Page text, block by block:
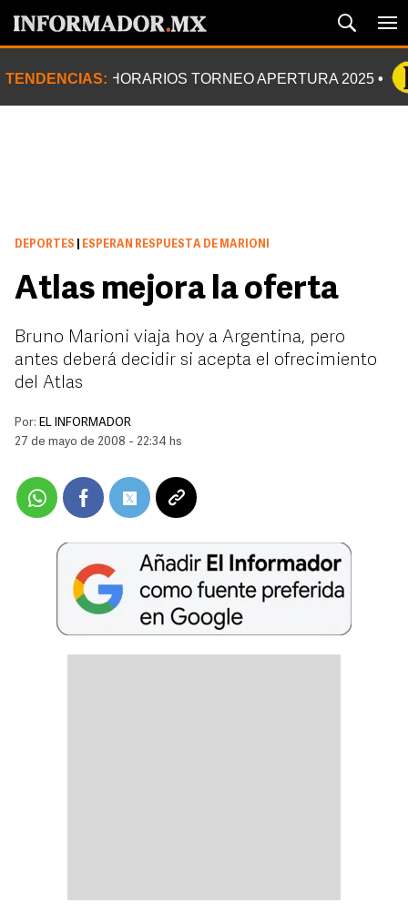
TENDENCIAS: HORARIOS TORNEO APERTURA 2025
DEPORTES ESPERAN RESPUESTA DE MARIONI
Atlas mejora la oferta
Bruno Marioni viaja hoy a Argentina, pero
antes deberá decidir si acepta el ofrecimiento
del Atlas
Por: EL INFORMADOR
27 de mayo de 2008 - 22:34 hs